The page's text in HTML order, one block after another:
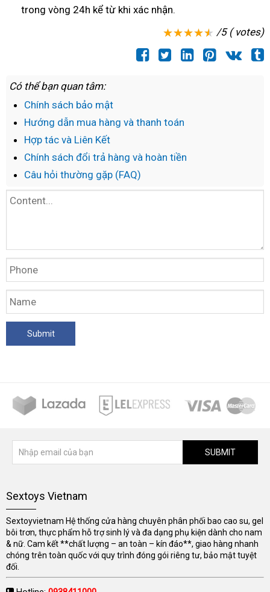
trong vòng 24h kể từ khi xác nhận.
/5 ( votes)
Có thể bạn quan tâm:
Chính sách bảo mật
Hướng dẫn mua hàng và thanh toán
Hợp tác và Liên Kết
Chính sách đổi trả hàng và hoàn tiền
Câu hỏi thường gặp (FAQ)
SUBMIT
Sextoys Vietnam
Sextoyvietnam Hệ thống cửa hàng chuyên phân phối bao cao su, gel
bôi trơn, thực phẩm hỗ trợ sinh lý và đa dạng phụ kiện dành cho nam
& nữ. Cam kết **chất lượng – an toàn – kín đáo**, giao hàng nhanh
chóng trên toàn quốc với quy trình đóng gói riêng tư, bảo mật tuyệt
đối.